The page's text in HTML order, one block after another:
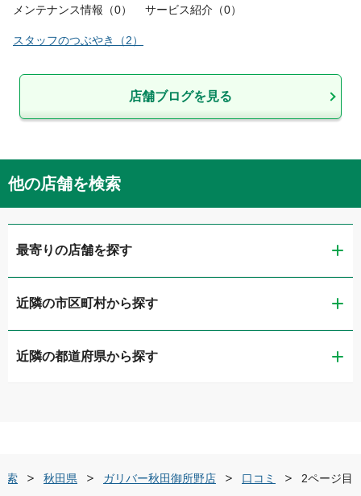
メンテナンス情報 （0） サービス紹介 （0）
スタッフのつぶやき （2）
店舗ブログを見る
他の店舗を検索
最寄りの店舗を探す
ガリバーアウトレット秋田広面店
ガリバーミニクル秋田茨島店
ガリバー秋田御所野店
近隣の市区町村から探す
秋田市
近隣の都道府県から探す
索 秋田県 ガリバー秋田御所野店 口コミ 2ページ目